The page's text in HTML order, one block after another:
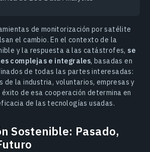
de monitorización por satélite
el cambio. En el contexto de la
y la respuesta a las catástrofes, se
complejas e integrales, basadas en
de todas las partes interesadas:
de la industria, voluntarios, empresas y
de esa cooperación determina en
de las tecnologías usadas.
Sostenible: Pasado,